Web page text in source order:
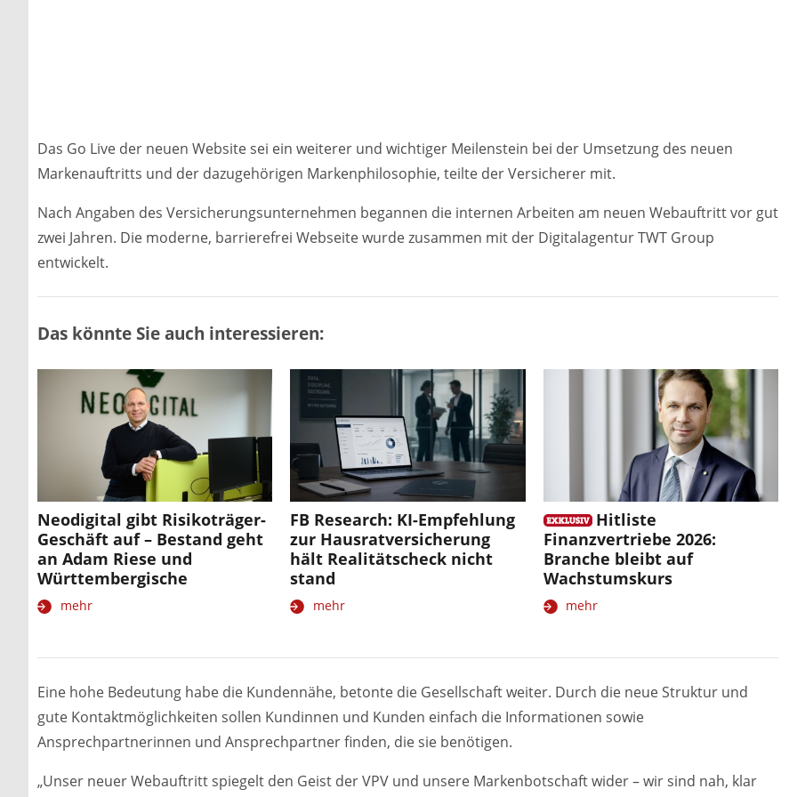
Das Go Live der neuen Website sei ein weiterer und wichtiger Meilenstein bei der Umsetzung des neuen
Markenauftritts und der dazugehörigen Markenphilosophie, teilte der Versicherer mit.
Nach Angaben des Versicherungsunternehmen begannen die internen Arbeiten am neuen Webauftritt vor gut
zwei Jahren. Die moderne, barrierefrei Webseite wurde zusammen mit der Digitalagentur TWT Group
entwickelt.
Das könnte Sie auch interessieren:
Neodigital gibt Risikoträger-
Geschäft auf – Bestand geht
an Adam Riese und
Württembergische
mehr
FB Research: KI-Empfehlung
zur Hausratversicherung
hält Realitätscheck nicht
stand
mehr
Hitliste
Finanzvertriebe 2026:
Branche bleibt auf
Wachstumskurs
mehr
Eine hohe Bedeutung habe die Kundennähe, betonte die Gesellschaft weiter. Durch die neue Struktur und
gute Kontaktmöglichkeiten sollen Kundinnen und Kunden einfach die Informationen sowie
Ansprechpartnerinnen und Ansprechpartner finden, die sie benötigen.
„Unser neuer Webauftritt spiegelt den Geist der VPV und unsere Markenbotschaft wider – wir sind nah, klar